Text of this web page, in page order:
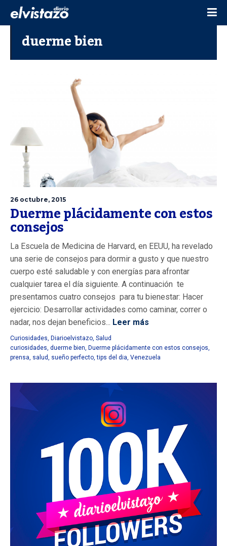
duerme bien
26 octubre, 2015
Duerme plácidamente con estos
consejos
La Escuela de Medicina de Harvard, en EEUU, ha revelado
una serie de consejos para dormir a gusto y que nuestro
cuerpo esté saludable y con energías para afrontar
cualquier tarea el día siguiente. A continuación te
presentamos cuatro consejos para tu bienestar: Hacer
ejercicio: Desarrollar actividades como caminar, correr o
nadar, nos dejan beneficios... Leer más
Curiosidades, Diarioelvistazo, Salud
curiosidades, duerme bien, Duerme plácidamente con estos consejos,
prensa, salud, sueño perfecto,tips del dia, Venezuela